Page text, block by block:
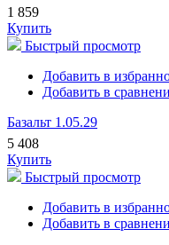
1 859
Купить
Быстрый просмотр
Добавить в
Добавить в
Базальт 1.05.29
5 408
Купить
Быстрый просмотр
Добавить в
Добавить в